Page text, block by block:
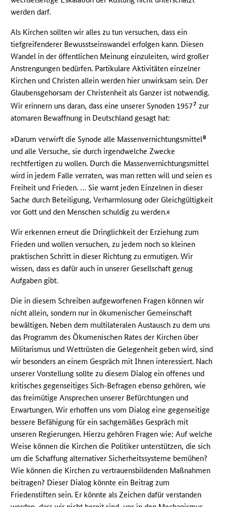
werden darf.
Als Kirchen sollten wir alles zu tun versuchen, dass ein
tiefgreifenderer Bewusstseinswandel erfolgen kann. Diesen
Wandel in der öffentlichen Meinung einzuleiten, wird großer
Anstrengungen bedürfen. Partikulare Aktivitäten einzelner
Kirchen und Christen allein werden hier unwirksam sein. Der
Glaubensgehorsam der Christenheit als Ganzer ist notwendig.
Wir erinnern uns daran, dass eine unserer Synoden 19577 zur
atomaren Bewaffnung in Deutschland gesagt hat:
»Darum verwirft die Synode alle Massenvernichtungsmittel8
und alle Versuche, sie durch irgendwelche Zwecke
rechtfertigen zu wollen. Durch die Massenvernichtungsmittel
wird in jedem Falle verraten, was man retten will und seien es
Freiheit und Frieden. … Sie warnt jeden Einzelnen in dieser
Sache durch Beteiligung, Verharmlosung oder Gleichgültigkeit
vor Gott und den Menschen schuldig zu werden.«
Wir erkennen erneut die Dringlichkeit der Erziehung zum
Frieden und wollen versuchen, zu jedem noch so kleinen
praktischen Schritt in dieser Richtung zu ermutigen. Wir
wissen, dass es dafür auch in unserer Gesellschaft genug
Aufgaben gibt.
Die in diesem Schreiben aufgeworfenen Fragen können wir
nicht allein, sondern nur in ökumenischer Gemeinschaft
bewältigen. Neben dem multilateralen Austausch zu dem uns
das Programm des Ökumenischen Rates der Kirchen über
Militarismus und Wettrüsten die Gelegenheit geben wird, sind
wir besonders an einem Gespräch mit Ihnen interessiert. Nach
unserer Vorstellung sollte zu diesem Dialog ein offenes und
kritisches gegenseitiges Sich-Befragen ebenso gehören, wie
das freimütige Ansprechen unserer Befürchtungen und
Erwartungen. Wir erhoffen uns vom Dialog eine gegenseitige
bessere Befähigung für ein sachgemäßes Gespräch mit
unseren Regierungen. Hierzu gehören Fragen wie: Auf welche
Weise können die Kirchen die Politiker unterstützen, die sich
um die Schaffung alternativer Sicherheitssysteme bemühen?
Wie können die Kirchen zu vertrauensbildenden Maßnahmen
beitragen? Dieser Dialog könnte ein Beitrag zum
Friedenstiften sein. Er könnte als Zeichen dafür verstanden